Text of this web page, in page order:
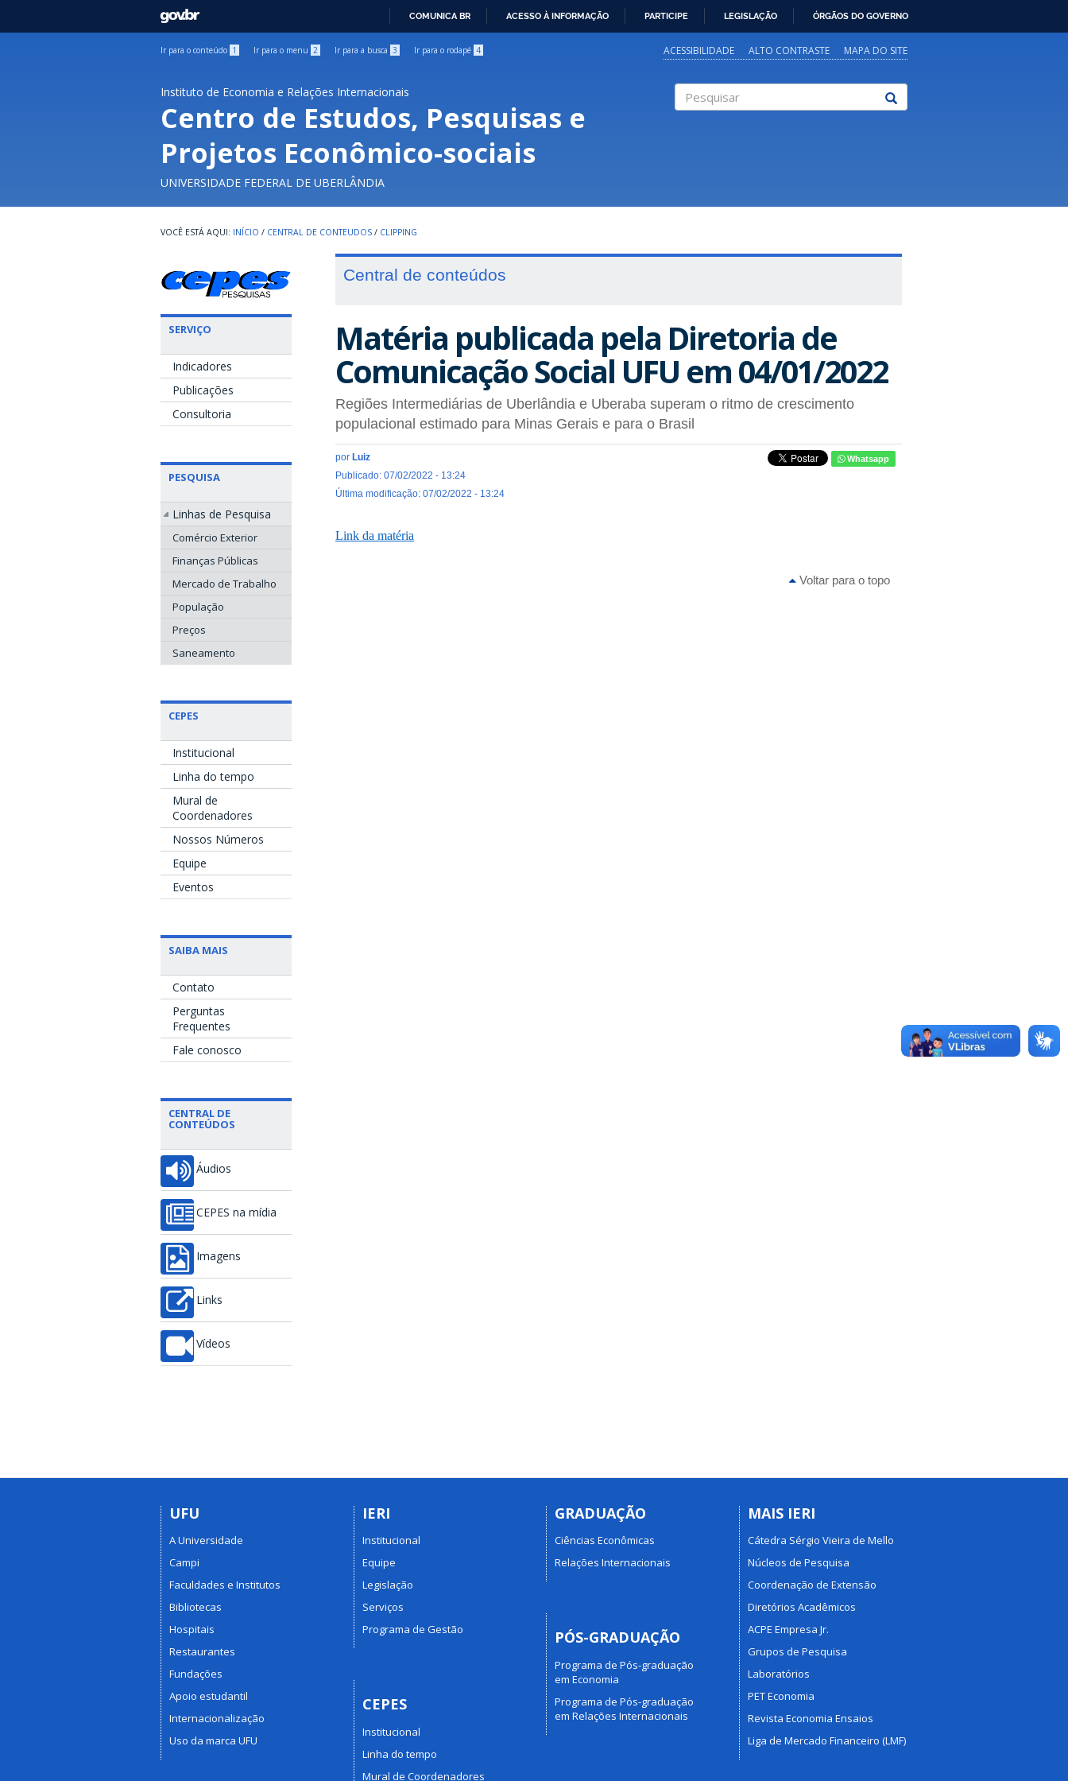
GOVBR
COMUNICA BR ACESSO À INFORMAÇÃO PARTICIPE LEGISLAÇÃO ÓRGÃOS DO GOVERNO
Ir para o conteúdo 1 Ir para o menu 2 Ir para a busca 3 Ir para o rodapé 4 ACESSIBILIDADE ALTO CONTRASTE MAPA DO SITE
Instituto de Economia e Relações Internacionais
Centro de Estudos, Pesquisas e
Projetos Econômico-sociais
UNIVERSIDADE FEDERAL DE UBERLÂNDIA
INÍCIO / CENTRAL DE CONTEUDOS / CLIPPING
SERVIÇO
Indicadores
Publicações
Consultoria
PESQUISA
Linhas de Pesquisa
Comércio Exterior
Finanças Públicas
Mercado de Trabalho
População
Preços
Saneamento
CEPES
Institucional
Linha do tempo
Mural de
Coordenadores
Nossos Números
Equipe
Eventos
SAIBA MAIS
Contato
Perguntas
Frequentes
Fale conosco
CENTRAL DE
CONTEÚDOS
Áudios
CEPES na mídia
Imagens
Links
Vídeos
Central de conteúdos
Matéria publicada pela Diretoria de
Comunicação Social UFU em 04/01/2022
Regiões Intermediárias de Uberlândia e Uberaba superam o ritmo de crescimento
populacional estimado para Minas Gerais e para o Brasil
por Luiz
Publicado: 07/02/2022 - 13:24
Última modificação: 07/02/2022 - 13:24
Whatsapp
Link da matéria
Voltar para o topo
UFU
A Universidade
Campi
Faculdades e Institutos
Bibliotecas
Hospitais
Restaurantes
Fundações
Apoio estudantil
Internacionalização
Uso da marca UFU
IERI
Institucional
Equipe
Legislação
Serviços
Programa de Gestão
CEPES
Institucional
Linha do tempo
Mural de Coordenadores
GRADUAÇÃO
Ciências Econômicas
Relações Internacionais
PÓS-GRADUAÇÃO
Programa de Pós-graduação
em Economia
Programa de Pós-graduação
em Relações Internacionais
MAIS IERI
Cátedra Sérgio Vieira de Mello
Núcleos de Pesquisa
Coordenação de Extensão
Diretórios Acadêmicos
ACPE Empresa Jr.
Grupos de Pesquisa
Laboratórios
PET Economia
Revista Economia Ensaios
Liga de Mercado Financeiro (LMF)